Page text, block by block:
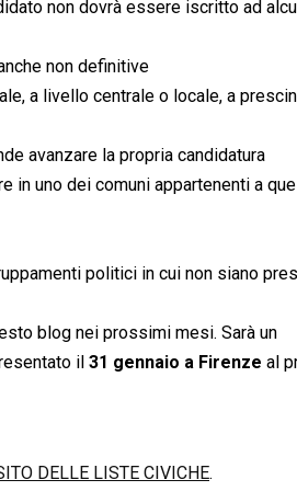
non dovrà essere iscritto ad
non definitive
a livello centrale o locale, a
avanzare la propria candidatura
in uno dei comuni appartenenti a
politici in cui non siano
blog nei prossimi mesi. Sarà un
il 31 gennaio a Firenze al
DELLE LISTE CIVICHE.